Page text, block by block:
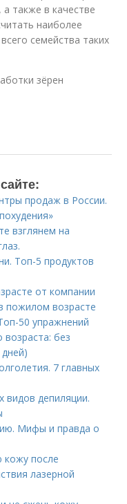
также в качестве
наиболее
семейства таких
зёрен
продаж в России.
взглянем на
Топ-5 продуктов
от компании
пожилом возрасте
50 упражнений
без
7 главных
депиляции.
Мифы и правда о
кожу после
лазерной